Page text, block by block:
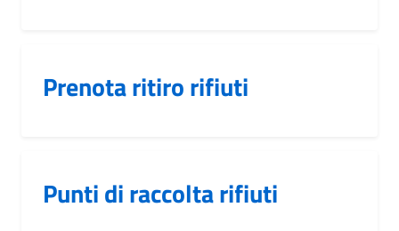
Prenota ritiro rifiuti
Punti di raccolta rifiuti